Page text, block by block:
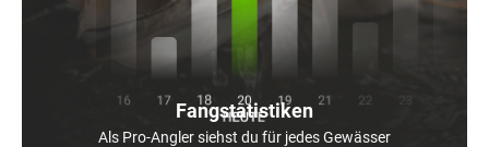
Fangstatistiken
Als Pro-Angler siehst du für jedes Gewässer